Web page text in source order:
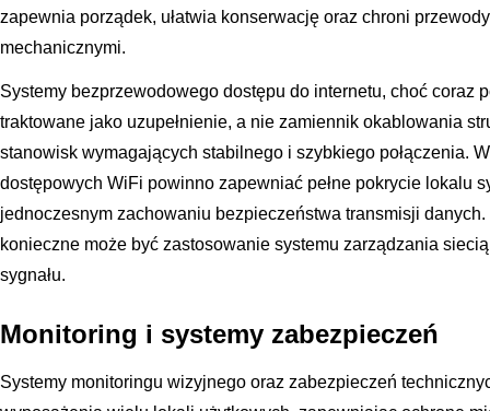
zapewnia porządek, ułatwia konserwację oraz chroni
mechanicznymi.
Systemy bezprzewodowego dostępu do internetu, choć coraz
traktowane jako uzupełnienie, a nie zamiennik okablowania
stanowisk wymagających stabilnego i szybkiego połączenia.
dostępowych WiFi powinno zapewniać pełne pokrycie lokalu
jednoczesnym zachowaniu bezpieczeństwa transmisji
konieczne może być zastosowanie systemu zarządzania
sygnału.
Monitoring i systemy zabezpieczeń
Systemy monitoringu wizyjnego oraz zabezpieczeń